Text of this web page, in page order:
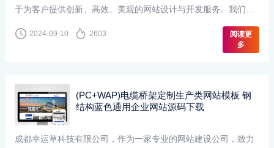
于为客户提供创新、高效、美观的网站设计与开发服务。我们深
2024-09-10 2603
阅读更
多
(PC+WAP)电缆桥架定制生产类网站模板 钢
结构蓝色通用企业网站源码下载
成都幸运草科技有限公司，作为一家专业的网站建设公司，致力